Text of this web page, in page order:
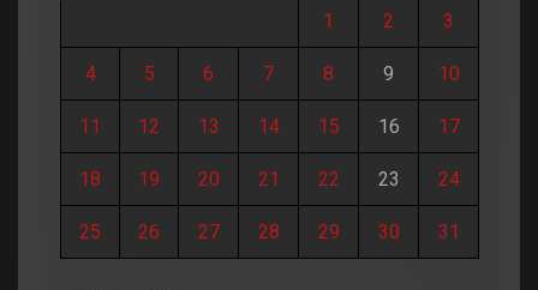
1 2 3
4 5 6 7 8 9 10
11 12 13 14 15 16 17
18 19 20 21 22 23 24
25 26 27 28 29 30 31